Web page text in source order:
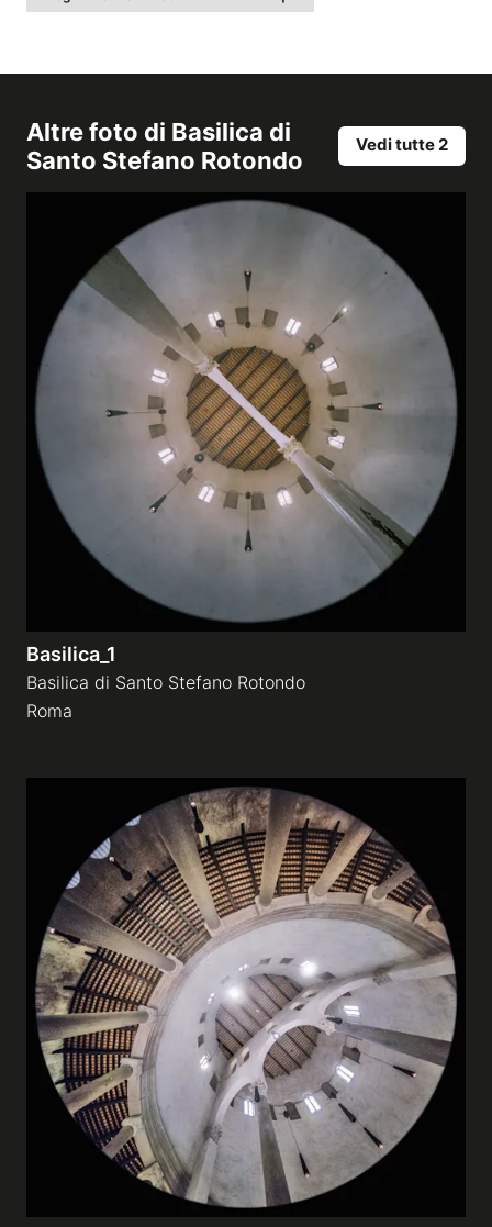
Altre foto di Basilica di
Santo Stefano Rotondo
Vedi tutte 2
Basilica_1
Basilica di Santo Stefano Rotondo
Roma